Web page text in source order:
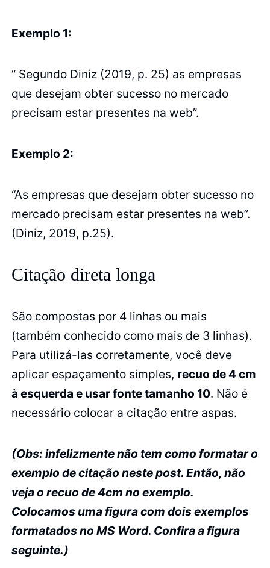
Exemplo 1:
“ Segundo Diniz (2019, p. 25) as empresas
que desejam obter sucesso no mercado
precisam estar presentes na web”.
Exemplo 2:
“As empresas que desejam obter sucesso no
mercado precisam estar presentes na web”.
(Diniz, 2019, p.25).
Citação direta longa
São compostas por 4 linhas ou mais
(também conhecido como mais de 3 linhas).
Para utilizá-las corretamente, você deve
aplicar espaçamento simples, recuo de 4 cm
à esquerda e usar fonte tamanho 10. Não é
necessário colocar a citação entre aspas.
(Obs: infelizmente não tem como formatar o
exemplo de citação neste post. Então, não
veja o recuo de 4cm no exemplo.
Colocamos uma figura com dois exemplos
formatados no MS Word. Confira a figura
seguinte.)